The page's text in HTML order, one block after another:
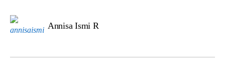
Annisa Ismi R